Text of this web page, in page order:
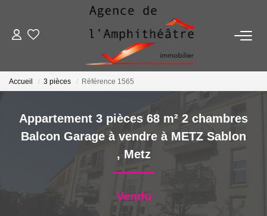
ACHETER
ESTIMER
NOTRE AGENCE
Accueil 3 pièces Référence 1565
Appartement 3 pièces 68 m² 2 chambres
Balcon Garage à vendre à METZ Sablon
, Metz
Vendu